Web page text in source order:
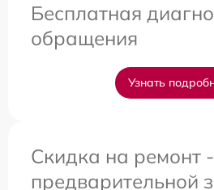
Бесплатная
обращения
Узнать
Скидка на ремонт
предварительной